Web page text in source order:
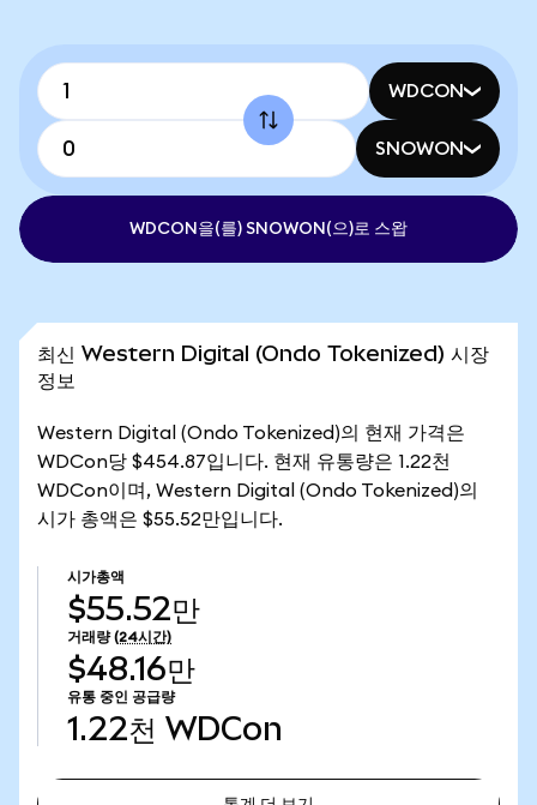
WDCON
SNOWON
WDCON을(를) SNOWON(으)로 스왑
최신 Western Digital (Ondo Tokenized) 시장
정보
Western Digital (Ondo Tokenized)의 현재 가격은
WDCon당 $454.87입니다. 현재 유통량은 1.22천
WDCon이며, Western Digital (Ondo Tokenized)의
시가 총액은 $55.52만입니다.
시가총액
$55.52만
거래량 (24시간)
$48.16만
유통 중인 공급량
1.22천 WDCon